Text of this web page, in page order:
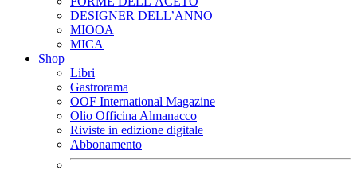
DESIGNER DELL’ANNO
MIOOA
MICA
Shop
Libri
Gastrorama
OOF International Magazine
Olio Officina Almanacco
Riviste in edizione digitale
Abbonamento